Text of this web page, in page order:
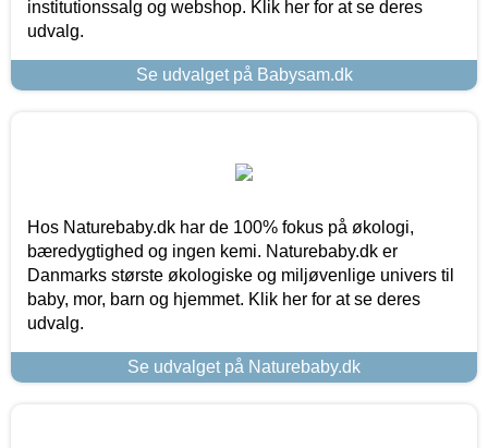
institutionssalg og webshop. Klik her for at se deres
udvalg.
Se udvalget på Babysam.dk
Hos Naturebaby.dk har de 100% fokus på økologi,
bæredygtighed og ingen kemi. Naturebaby.dk er
Danmarks største økologiske og miljøvenlige univers til
baby, mor, barn og hjemmet. Klik her for at se deres
udvalg.
Se udvalget på Naturebaby.dk